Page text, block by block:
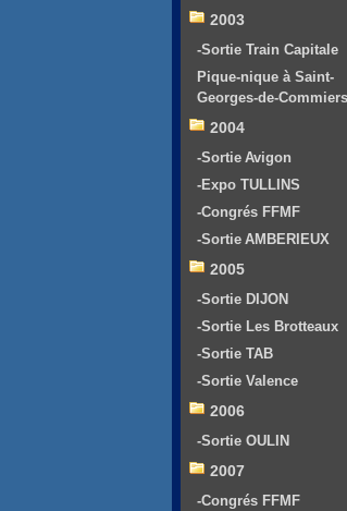
2003
-Sortie Train Capitale
Pique-nique à Saint-
Georges-de-Commiers
2004
-Sortie Avigon
-Expo TULLINS
-Congrés FFMF
-Sortie AMBERIEUX
2005
-Sortie DIJON
-Sortie Les Brotteaux
-Sortie TAB
-Sortie Valence
2006
-Sortie OULIN
2007
-Congrés FFMF